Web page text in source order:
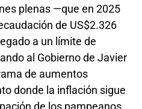
plenas —que en 2025
de US$2.326
a un límite de
al Gobierno de Javier
de aumentos
donde la inflación sigue